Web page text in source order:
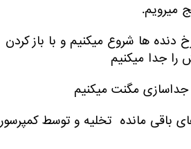
میرویم.
ها شروع میکنیم و با باز کردن
جدا میکنیم
مگنت میکنیم
باقی مانده تخلیه و توسط کمپرسور